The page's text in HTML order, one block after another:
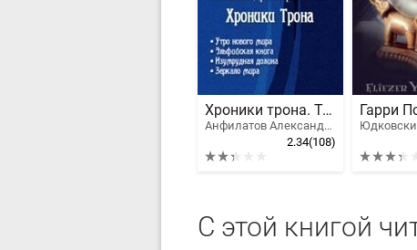
Хроники трона. Тетралогия
Анфилатов Александр Николаевич
2.34(108)
С этой книгой